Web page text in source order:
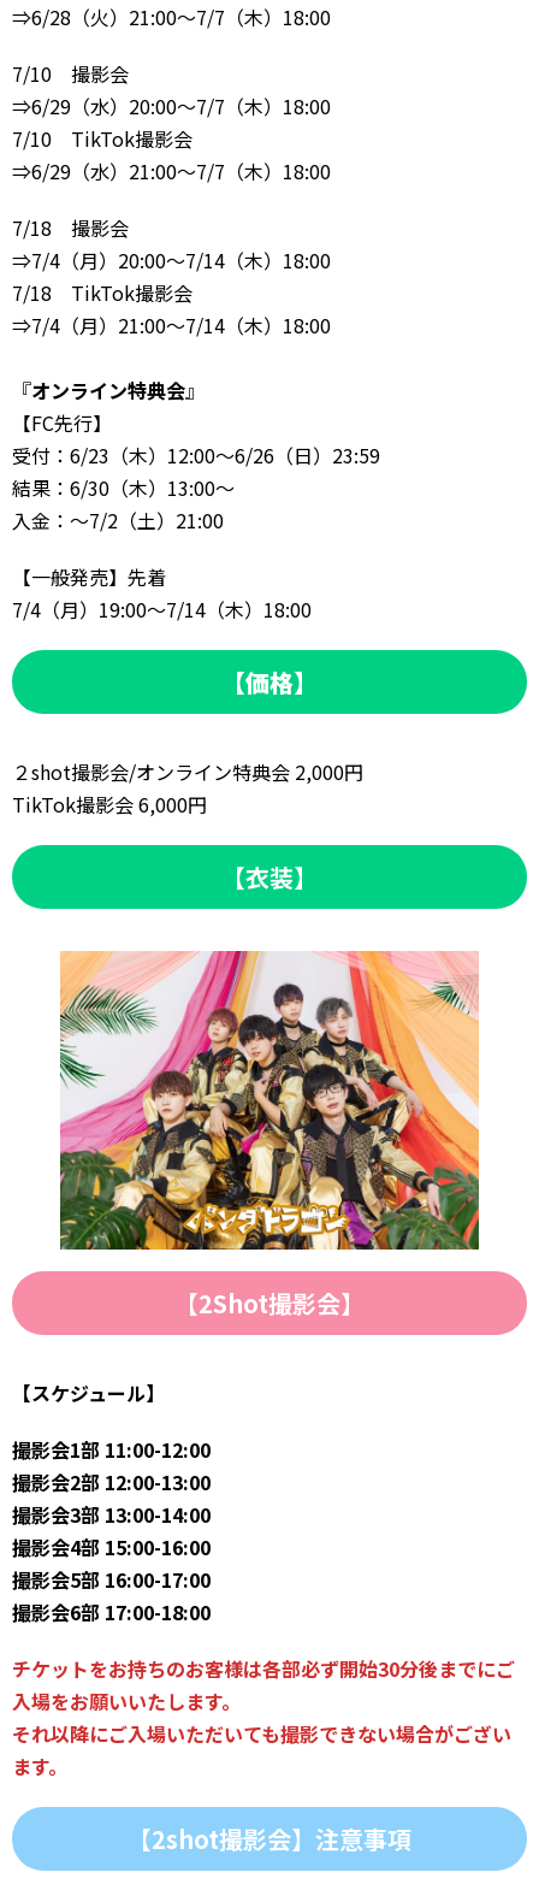
⇒6/28（火）21:00～7/7（木）18:00
7/10 撮影会
⇒6/29（水）20:00～7/7（木）18:00
7/10 TikTok撮影会
⇒6/29（水）21:00～7/7（木）18:00
7/18 撮影会
⇒7/4（月）20:00～7/14（木）18:00
7/18 TikTok撮影会
⇒7/4（月）21:00～7/14（木）18:00
『オンライン特典会』
【FC先行】
受付：6/23（木）12:00～6/26（日）23:59
結果：6/30（木）13:00～
入金：～7/2（土）21:00
【一般発売】先着
7/4（月）19:00～7/14（木）18:00
【価格】
２shot撮影会/オンライン特典会 2,000円
TikTok撮影会 6,000円
【衣装】
【2Shot撮影会】
【スケジュール】
撮影会1部 11:00-12:00
撮影会2部 12:00-13:00
撮影会3部 13:00-14:00
撮影会4部 15:00-16:00
撮影会5部 16:00-17:00
撮影会6部 17:00-18:00
チケットをお持ちのお客様は各部必ず開始30分後までにご
入場をお願いいたします。
それ以降にご入場いただいても撮影できない場合がござい
ます。
【2shot撮影会】注意事項